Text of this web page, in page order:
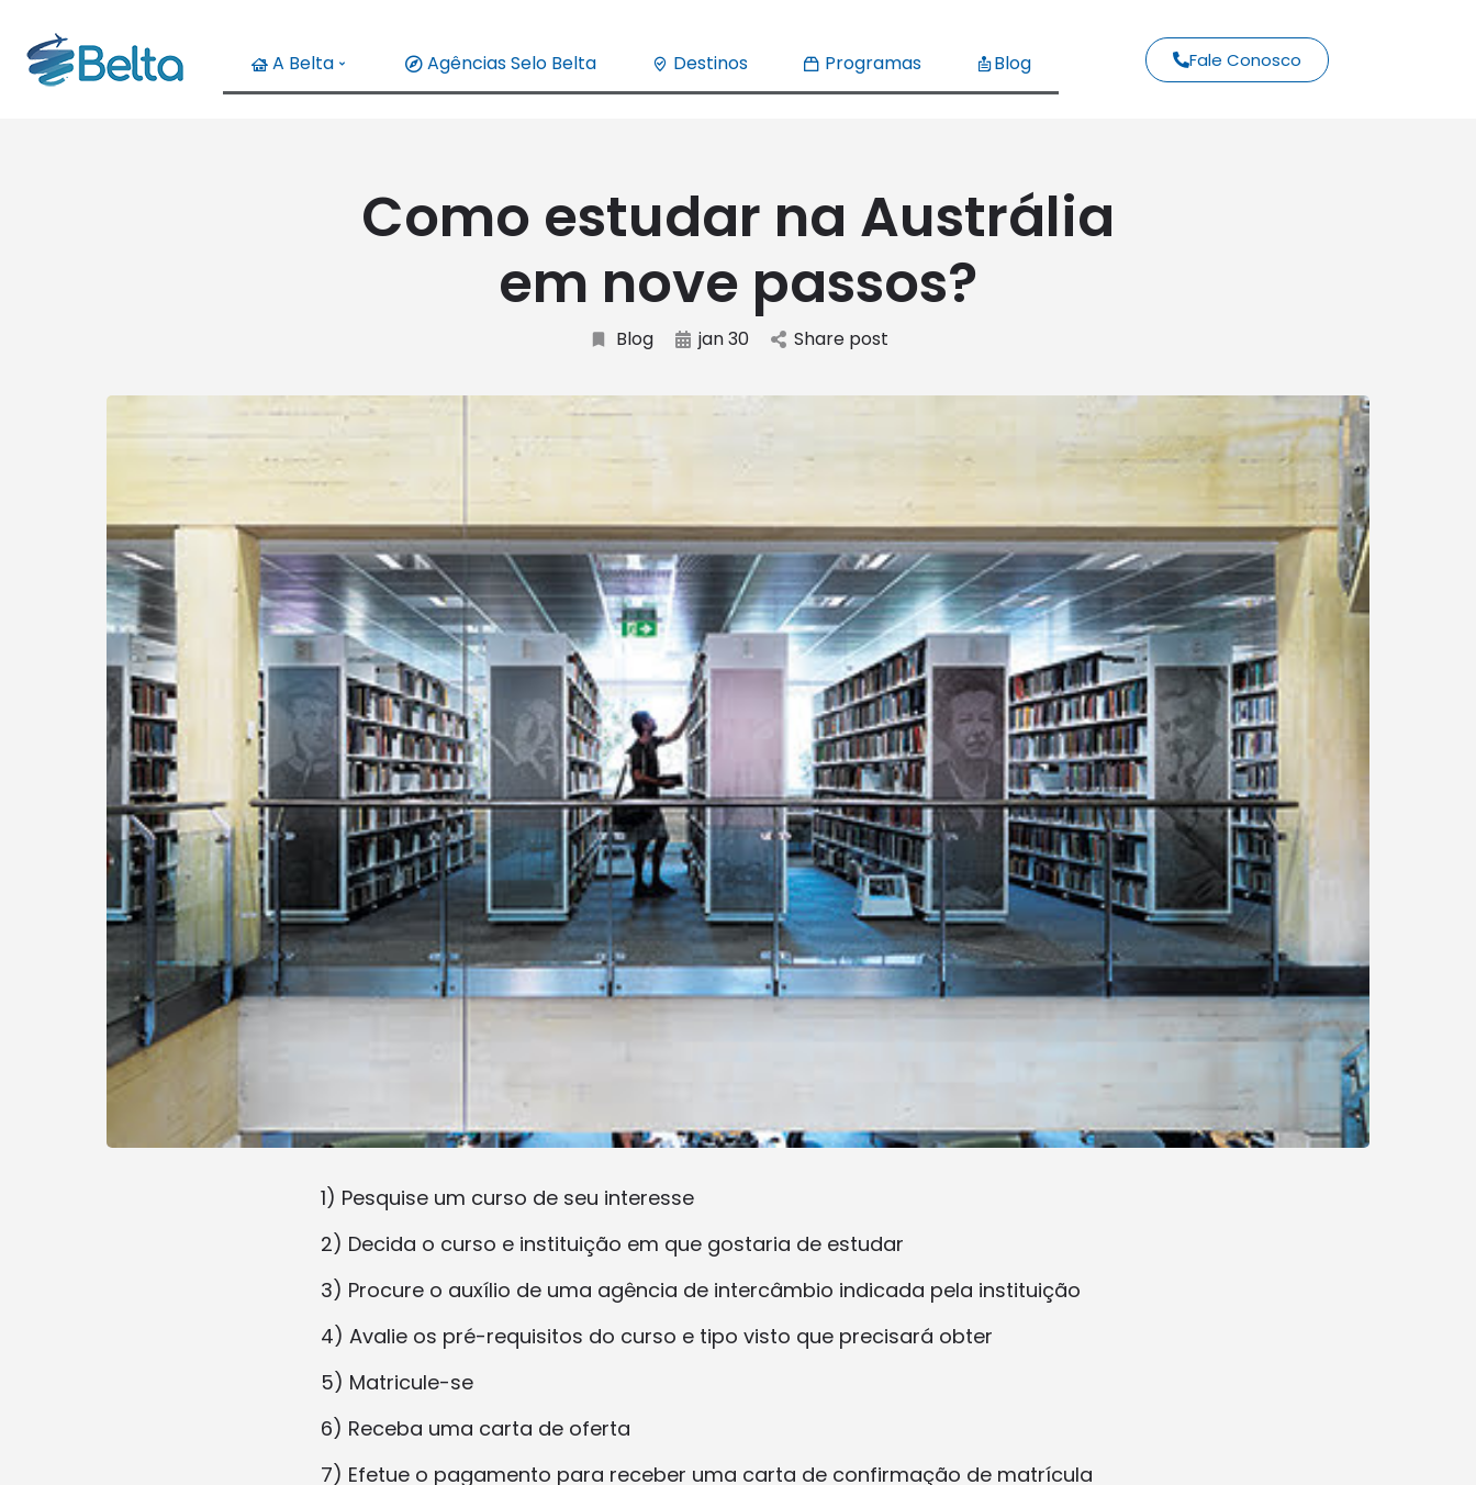
A Belta Agências Selo Belta Destinos Programas Blog Fale Conosco
Como estudar na Austrália
em nove passos?
Blog jan 30 Share post
1) Pesquise um curso de seu interesse
2) Decida o curso e instituição em que gostaria de estudar
3) Procure o auxílio de uma agência de intercâmbio indicada pela instituição
4) Avalie os pré-requisitos do curso e tipo visto que precisará obter
5) Matricule-se
6) Receba uma carta de oferta
7) Efetue o pagamento para receber uma carta de confirmação de matrícula